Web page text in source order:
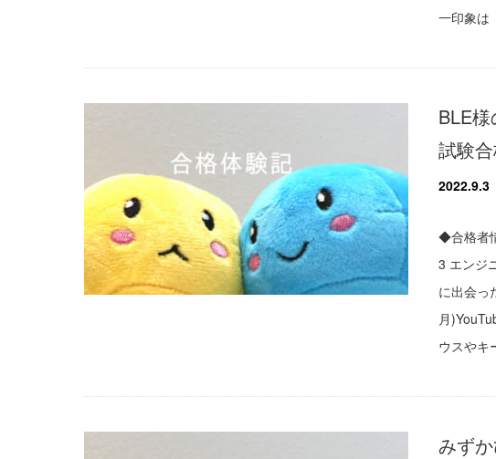
一印象は
BLE
試験
2022.9.3
◆合格者
3 エンジ
に出会っ
月
ウスや
みず